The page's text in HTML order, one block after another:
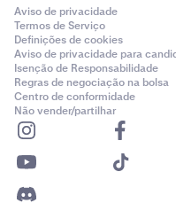
Aviso de privacidade
Termos de Serviço
Definições de cookies
Aviso de privacidade para
Isenção de Responsabilidade
Regras de negociação na bolsa
Centro de conformidade
Não vender/partilhar